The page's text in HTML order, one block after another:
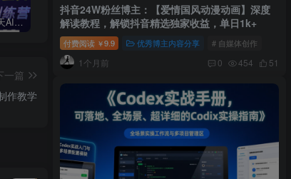
周一原创：《21天AI写作打卡陪跑训练营》全部内容讲解！（网站会员免费学习…） 小说推文：曼波推文玩法，起号快，流量猛，一天收益1k+ “不略”爆火简笔画书单号项目拆解，利用AI快速制作简笔画书单视频
一篇
作教学
抖音24W粉丝博主：【爱情国风动漫动画】深度
解读教程，解锁抖音精选独家收益，单日1k+
付费阅读 ￥9.9 优秀博主内容分享 # 自媒体创作
1个月前 0 454 51